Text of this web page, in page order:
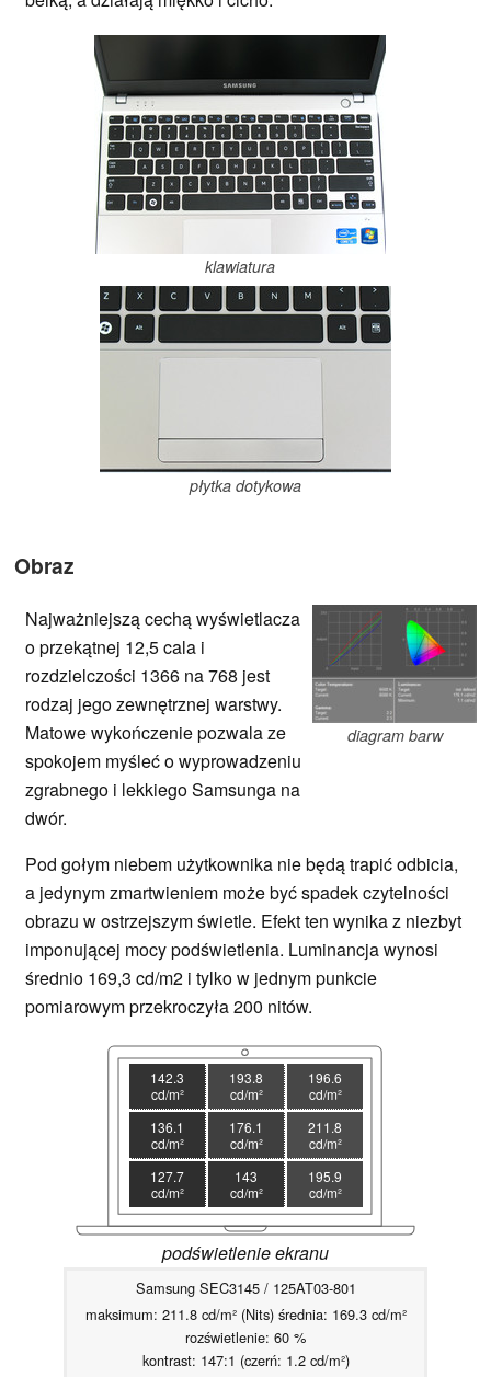
klawiatura
płytka dotykowa
Obraz
diagram barw
Najważniejszą cechą wyświetlacza
o przekątnej 12,5 cala i
rozdzielczości 1366 na 768 jest
rodzaj jego zewnętrznej warstwy.
Matowe wykończenie pozwala ze
spokojem myśleć o wyprowadzeniu
zgrabnego i lekkiego Samsunga na
dwór.
Pod gołym niebem użytkownika nie będą trapić odbicia,
a jedynym zmartwieniem może być spadek czytelności
obrazu w ostrzejszym świetle. Efekt ten wynika z niezbyt
imponującej mocy podświetlenia. Luminancja wynosi
średnio 169,3 cd/m2 i tylko w jednym punkcie
pomiarowym przekroczyła 200 nitów.
142.3
cd/m²
193.8
cd/m²
196.6
cd/m²
136.1
cd/m²
176.1
cd/m²
211.8
cd/m²
127.7
cd/m²
143
cd/m²
195.9
cd/m²
podświetlenie ekranu
Samsung SEC3145 / 125AT03-801
maksimum: 211.8 cd/m² (Nits) średnia: 169.3 cd/m²
rozświetlenie: 60 %
kontrast: 147:1 (czerń: 1.2 cd/m²)